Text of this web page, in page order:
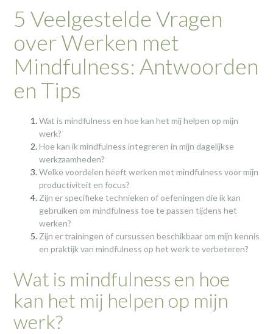
5 Veelgestelde Vragen
over Werken met
Mindfulness: Antwoorden
en Tips
Wat is mindfulness en hoe kan het mij helpen op mijn
werk?
Hoe kan ik mindfulness integreren in mijn dagelijkse
werkzaamheden?
Welke voordelen heeft werken met mindfulness voor mijn
productiviteit en focus?
Zijn er specifieke technieken of oefeningen die ik kan
gebruiken om mindfulness toe te passen tijdens het
werken?
Zijn er trainingen of cursussen beschikbaar om mijn kennis
en praktijk van mindfulness op het werk te verbeteren?
Wat is mindfulness en hoe
kan het mij helpen op mijn
werk?